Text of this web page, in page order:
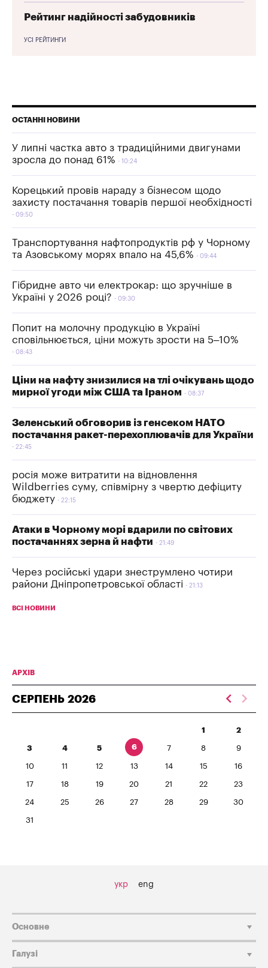
Рейтинг надійності забудовників
УСІ РЕЙТИНГИ
ОСТАННІ НОВИНИ
У липні частка авто з традиційними двигунами
зросла до понад 61%
10:24
Корецький провів нараду з бізнесом щодо
захисту постачання товарів першої необхідності
09:50
Транспортування нафтопродуктів рф у Чорному
та Азовському морях впало на 45,6%
09:44
Гібридне авто чи електрокар: що зручніше в
Україні у 2026 році?
09:30
Попит на молочну продукцію в Україні
сповільнюється, ціни можуть зрости на 5–10%
08:43
Ціни на нафту знизилися на тлі очікувань щодо
мирної угоди між США та Іраном
08:37
Зеленський обговорив із генсеком НАТО
постачання ракет-перехоплювачів для України
22:45
росія може витратити на відновлення
Wildberries суму, співмірну з чвертю дефіциту
бюджету
22:15
Атаки в Чорному морі вдарили по світових
постачаннях зерна й нафти
21:49
Через російські удари знеструмлено чотири
райони Дніпропетровської області
21:13
ВСІ НОВИНИ
АРХІВ
СЕРПЕНЬ 2026
1 2
3 4 5 6 7 8 9
10 11 12 13 14 15 16
17 18 19 20 21 22 23
24 25 26 27 28 29 30
31
укр eng
Основне
Галузі